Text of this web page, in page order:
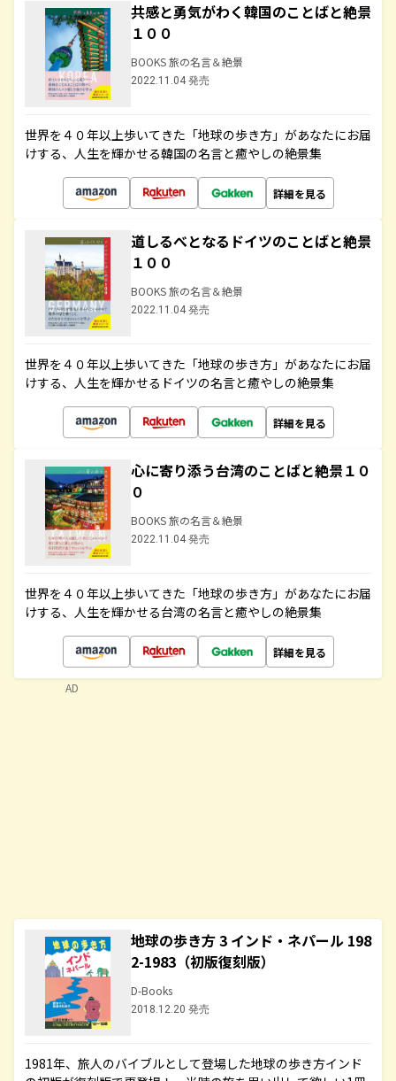
共感と勇気がわく韓国のことばと絶景
１００
BOOKS 旅の名言＆絶景
2022.11.04 発売
世界を４０年以上歩いてきた「地球の歩き方」があなたにお届
けする、人生を輝かせる韓国の名言と癒やしの絶景集
詳細を見る
道しるべとなるドイツのことばと絶景
１００
BOOKS 旅の名言＆絶景
2022.11.04 発売
世界を４０年以上歩いてきた「地球の歩き方」があなたにお届
けする、人生を輝かせるドイツの名言と癒やしの絶景集
詳細を見る
心に寄り添う台湾のことばと絶景１０
０
BOOKS 旅の名言＆絶景
2022.11.04 発売
世界を４０年以上歩いてきた「地球の歩き方」があなたにお届
けする、人生を輝かせる台湾の名言と癒やしの絶景集
詳細を見る
地球の歩き方 3 インド・ネパール 198
2-1983（初版復刻版）
D-Books
2018.12.20 発売
1981年、旅人のバイブルとして登場した地球の歩き方インド
AD